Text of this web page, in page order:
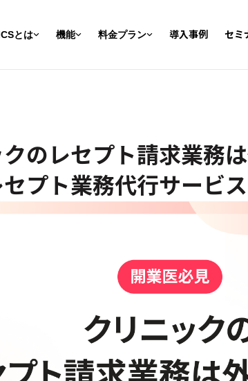
とは 機能 料金プラン 導入事例 セミ
のレセプト請求業務
プト業務代行サービス